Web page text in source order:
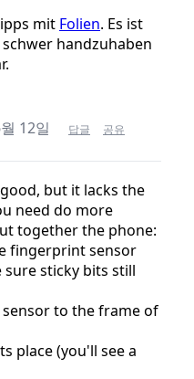
mit Folien. Es ist
handzuhaben
12일 답글 공유
but it lacks the
need do more
together the phone:
fingerprint sensor
sure sticky bits still
to the frame of
place (you'll see a